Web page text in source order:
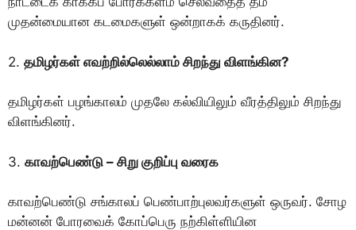
முதன்மையான கடமைகளுள் ஒன்றாகக் கருதினர்.
2. தமிழர்கள் எவற்றில்லெல்லாம் சிறந்து விளங்கின?
தமிழர்கள் பழங்காலம் முதலே கல்வியிலும் வீரத்திலும் சிறந்து
விளங்கினர்.
3. காவற்பெண்டு – சிறு குறிப்பு வரைக
காவற்பெண்டு சங்காலப் பெண்பாற்புலவர்களுள் ஒருவர். சோழ
மன்னன் போரவைக் காேப்பெரு நற்கிள்ளியின